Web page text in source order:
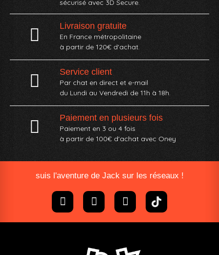
sécurisé avec 3D Secure.
Livraison gratuite
En France métropolitaine
à partir de 120€ d'achat.
Service client
Par chat en direct et e-mail
du Lundi au Vendredi de 11h à 18h.
Paiement en plusieurs fois
Paiement en 3 ou 4 fois
à partir de 100€ d'achat avec Oney​
suis l'aventure de Jack sur les réseaux !